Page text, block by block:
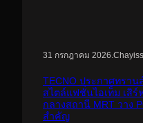
31 กรกฎาคม 2026
TECNO ประกาศทรา
สไตล์แฟชั่นไอเท็ม เสิ
กลางสถานี MRT วาง
สำคัญ